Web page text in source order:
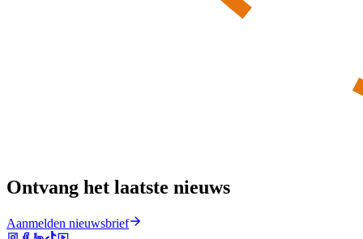
Ontvang het laatste nieuws
Aanmelden nieuwsbrief